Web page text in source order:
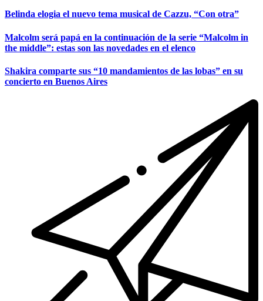
Belinda elogia el nuevo tema musical de Cazzu, “Con otra”
Malcolm será papá en la continuación de la serie “Malcolm in
the middle”: estas son las novedades en el elenco
Shakira comparte sus “10 mandamientos de las lobas” en su
concierto en Buenos Aires